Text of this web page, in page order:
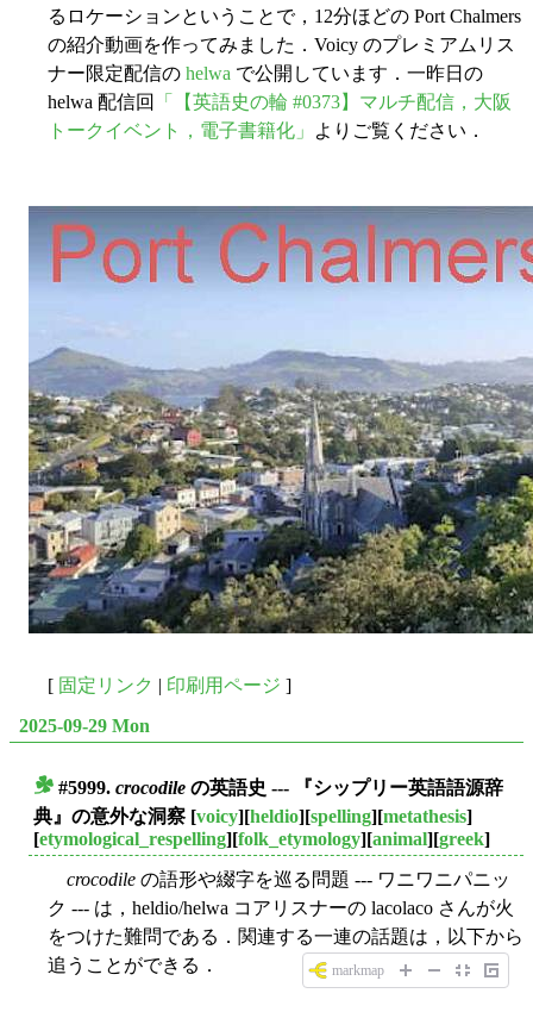
るロケーションということで，12分ほどの Port Chalmers
の紹介動画を作ってみました．Voicy のプレミアムリス
ナー限定配信の helwa で公開しています．一昨日の
helwa 配信回
「【英語史の輪 #0373】マルチ配信，大阪
トークイベント，電子書籍化」
よりご覧ください．
[ 固定リンク | 印刷用ページ ]
2025-09-29 Mon
#5999. crocodile の英語史 --- 『シップリー英語語源辞
典』の意外な洞察 [voicy][heldio][spelling][metathesis]
[etymological_respelling][folk_etymology][animal][greek]
crocodile の語形や綴字を巡る問題 --- ワニワニパニッ
ク --- は，heldio/helwa コアリスナーの lacolaco さんが火
をつけた難問である．関連する一連の話題は，以下から
追うことができる．
markmap